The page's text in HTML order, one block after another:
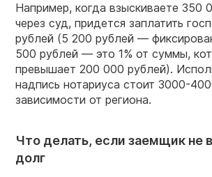
Например, когда взыскиваете 350
через суд, придется заплатить
рублей (5 200 рублей —
500 рублей — это 1% от суммы,
превышает 200 000 рублей).
надпись нотариуса стоит 3000-
зависимости от региона.
Что делать, если заемщик не
долг